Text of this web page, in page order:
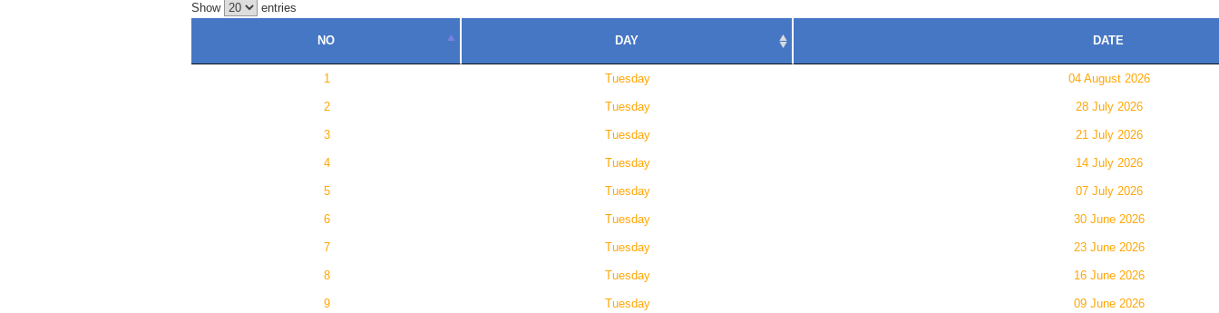
Show entries
NO DAY DATE
1 Tuesday 04 August 2026
2 Tuesday 28 July 2026
3 Tuesday 21 July 2026
4 Tuesday 14 July 2026
5 Tuesday 07 July 2026
6 Tuesday 30 June 2026
7 Tuesday 23 June 2026
8 Tuesday 16 June 2026
9 Tuesday 09 June 2026